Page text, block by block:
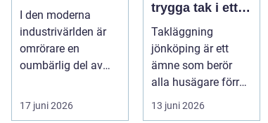
I den moderna
industrivärlden är
omrörare en
oumbärlig del av
17 juni 2026
trygga tak i ett
krävande
småländskt
klimat
Takläggning
jönköping är ett
ämne som berör
alla husägare förr
eller senare. Taket
är husets viktiga...
13 juni 2026